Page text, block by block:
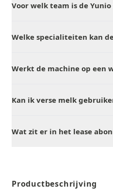
Voor welk team is de Yunio
Welke specialiteiten kan
Werkt de machine op een
Kan ik verse melk
Wat zit er in het lease
Productbeschrijving